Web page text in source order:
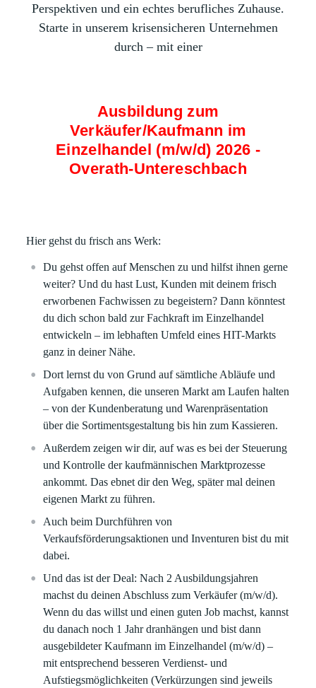
Perspektiven und ein echtes berufliches Zuhause.
Starte in unserem krisensicheren Unternehmen
durch – mit einer
Ausbildung zum
Verkäufer/Kaufmann im
Einzelhandel (m/w/d) 2026 -
Overath-Untereschbach
Hier gehst du frisch ans Werk:
Du gehst offen auf Menschen zu und hilfst ihnen gerne
weiter? Und du hast Lust, Kunden mit deinem frisch
erworbenen Fachwissen zu begeistern? Dann könntest
du dich schon bald zur Fachkraft im Einzelhandel
entwickeln – im lebhaften Umfeld eines HIT-Markts
ganz in deiner Nähe.
Dort lernst du von Grund auf sämtliche Abläufe und
Aufgaben kennen, die unseren Markt am Laufen halten
– von der Kundenberatung und Warenpräsentation
über die Sortimentsgestaltung bis hin zum Kassieren.
Außerdem zeigen wir dir, auf was es bei der Steuerung
und Kontrolle der kaufmännischen Marktprozesse
ankommt. Das ebnet dir den Weg, später mal deinen
eigenen Markt zu führen.
Auch beim Durchführen von
Verkaufsförderungsaktionen und Inventuren bist du mit
dabei.
Und das ist der Deal: Nach 2 Ausbildungsjahren
machst du deinen Abschluss zum Verkäufer (m/w/d).
Wenn du das willst und einen guten Job machst, kannst
du danach noch 1 Jahr dranhängen und bist dann
ausgebildeter Kaufmann im Einzelhandel (m/w/d) –
mit entsprechend besseren Verdienst- und
Aufstiegsmöglichkeiten (Verkürzungen sind jeweils